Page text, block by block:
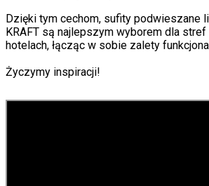
Dzięki tym cechom, sufity podwieszane
KRAFT są najlepszym wyborem dla
hotelach, łącząc w sobie zalety
Życzymy inspiracji!